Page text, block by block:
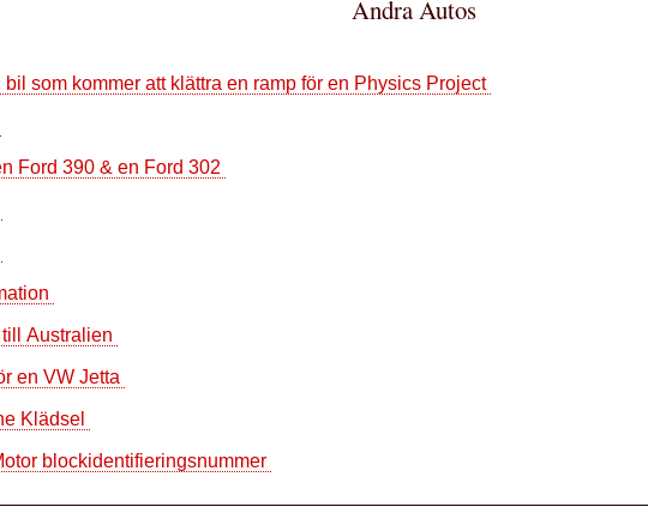
Andra Autos
bil som kommer att klättra en ramp för en Physics Project
Ford 390 & en Ford 302
Australien
en VW Jetta
Klädsel
blockidentifieringsnummer